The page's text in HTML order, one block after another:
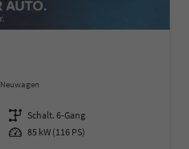
Neuwagen
Getriebe Schalt. 6-Gang
Leistung 85 kW (116 PS)